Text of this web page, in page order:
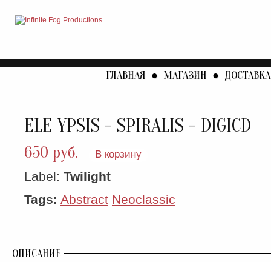
ГЛАВНАЯ ● МАГАЗИН ●
ELE YPSIS - SPIRALIS - DIGICD
650 руб. В корзину
Label: Twilight
Tags: Abstract Neoclassic
ОПИСАНИЕ